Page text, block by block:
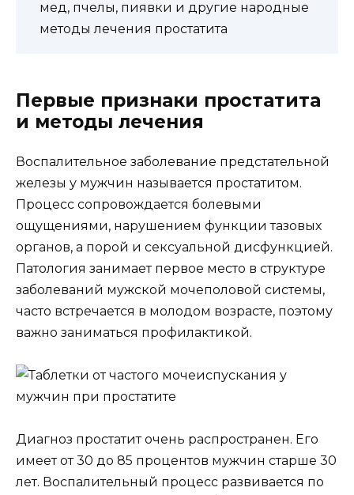
мед, пчелы, пиявки и другие народные
методы лечения простатита
Первые признаки простатита
и методы лечения
Воспалительное заболевание предстательной
железы у мужчин называется простатитом.
Процесс сопровождается болевыми
ощущениями, нарушением функции тазовых
органов, а порой и сексуальной дисфункцией.
Патология занимает первое место в структуре
заболеваний мужской мочеполовой системы,
часто встречается в молодом возрасте, поэтому
важно заниматься профилактикой.
Диагноз простатит очень распространен. Его
имеет от 30 до 85 процентов мужчин старше 30
лет. Воспалительный процесс развивается по